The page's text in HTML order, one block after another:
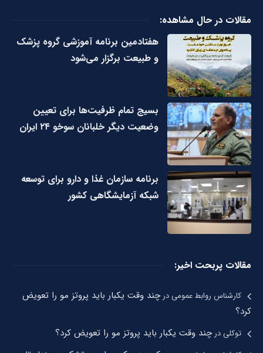
مقالات در حال مشاهده:
هفتادمین برنامه آموزشی گروه پزشک
و طبیعت برگزار می‌شود
بسیج تمام ظرفیت‌ها برای تعیین
وضعیت دیگر خلبانان سوخو ۲۴ ایران
برنامه سازمان غذا و دارو برای توسعه
شبکه آزمایشگاهی کشور
مقالات پربحت اخیر:
کارشناس روابط عمومیدرچند وقت یکبار باید پروتز مو را تعویض
کرد؟
توکلیدرچند وقت یکبار باید پروتز مو را تعویض کرد؟